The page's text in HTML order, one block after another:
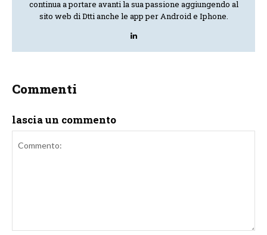
continua a portare avanti la sua passione aggiungendo al
sito web di Dtti anche le app per Android e Iphone.
Commenti
lascia un commento